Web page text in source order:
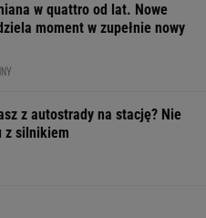
w quattro od lat. Nowe
moment w zupełnie nowy
z autostrady na stację? Nie
z silnikiem